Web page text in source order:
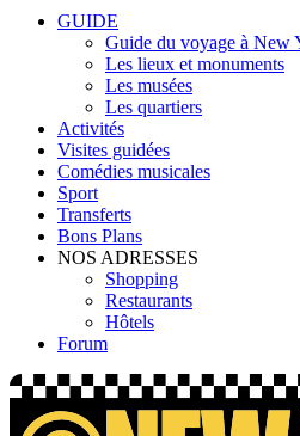
GUIDE
Guide du voyage à New
Les lieux et monuments
Les musées
Les quartiers
Activités
Visites guidées
Comédies musicales
Sport
Transferts
Bons Plans
NOS ADRESSES
Shopping
Restaurants
Hôtels
Forum